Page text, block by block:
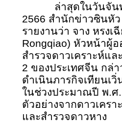
ล่าสุดในวันจัน
2566 สำนักข่าวซินหัว
รายงานว่า จาง หรงเ
Rongqiao) หัวหน้าผู้
สำรวจดาวเคราะห์แล
2 ของประเทศจีน กล่
ดำเนินภารกิจเทียนเวิ่
ในช่วงประมาณปี พ.ศ.
ตัวอย่างจากดาวเคร
และสำรวจดาวหาง